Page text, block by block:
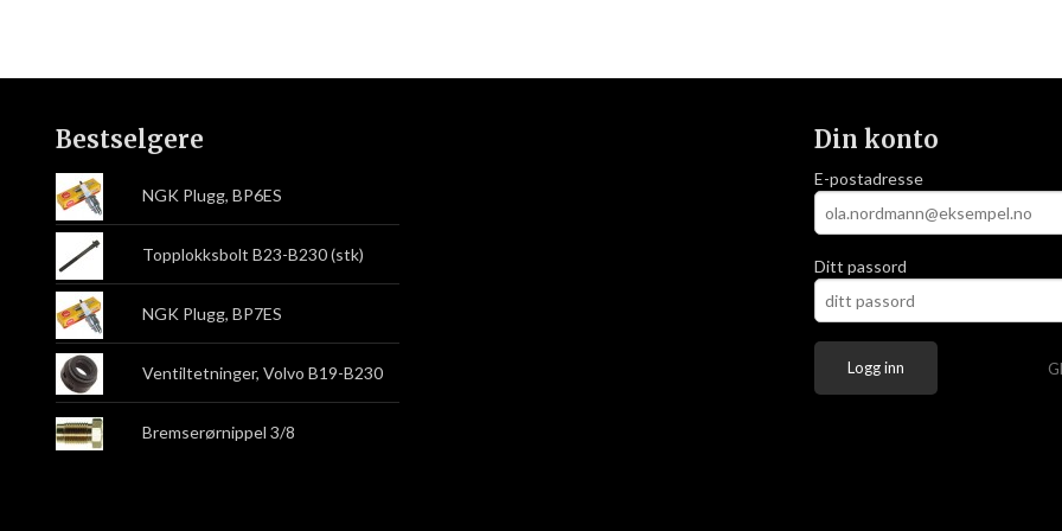
Bestselgere
NGK Plugg, BP6ES
Topplokksbolt B23-B230 (stk)
NGK Plugg, BP7ES
Ventiltetninger, Volvo B19-B230
Bremserørnippel 3/8
Din konto
E-postadresse
Ditt passord